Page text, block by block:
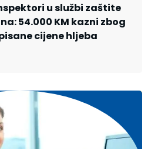
u službi zaštite
54.000 KM kazni zbog
cijene hljeba